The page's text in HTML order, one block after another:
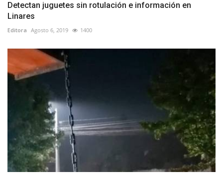
Detectan juguetes sin rotulación e información en
Linares
Editora Agosto 6, 2019 1400